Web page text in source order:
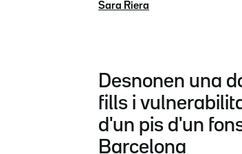
Sara Riera
Desnonen una
fills i
d'un pis d'un
Barcelona